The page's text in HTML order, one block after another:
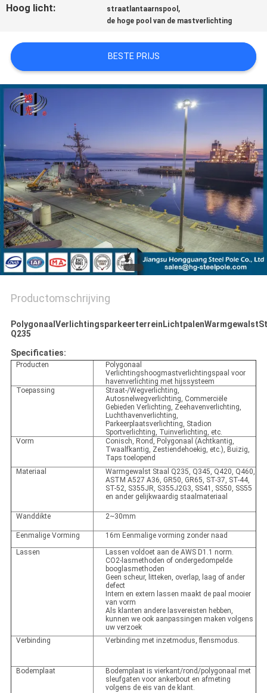
VERZOEK
OM EEN
CITAAT
SITEMAP
PRIVACYBELEID
Hoog licht:
straatlantaarnspool ,
de hoge pool van de mastverlichting
BESTE PRIJS
Productomschrijving
Q235
Specificaties:
Producten
Polygonaal
Verlichtingshoogmastverlichtingspaal voor
havenverlichting met hijssysteem
Toepassing
Straat-/Wegverlichting,
Autosnelwegverlichting, Commerciële
Gebieden Verlichting, Zeehavenverlichting,
Luchthavenverlichting,
Parkeerplaatsverlichting, Stadion
Sportverlichting, Tuinverlichting, etc.
Vorm
Conisch, Rond, Polygonaal (Achtkantig,
Twaalfkantig, Zestiendehoekig, etc.), Buizig,
Taps toelopend
Materiaal
Warmgewalst Staal Q235, Q345, Q420, Q460,
ASTM A527 A36, GR50, GR65, ST-37, ST-44,
ST-52, S355JR, S355J2G3, SS41, SS50, SS55
en ander gelijkwaardig staalmateriaal
Wanddikte 2~30mm
Eenmalige Vorming
16m Eenmalige vorming zonder naad
Lassen
Lassen voldoet aan de AWS D1.1 norm.
CO2-lasmethoden of ondergedompelde
booglasmethoden
Geen scheur, litteken, overlap, laag of ander
defect
Intern en extern lassen maakt de paal mooier
van vorm
Als klanten andere lasvereisten hebben,
kunnen we ook aanpassingen maken volgens
uw verzoek
Verbinding
Verbinding met inzetmodus, flensmodus.
Bodemplaat
Bodemplaat is vierkant/rond/polygonaal met
sleufgaten voor ankerbout en afmeting
volgens de eis van de klant.